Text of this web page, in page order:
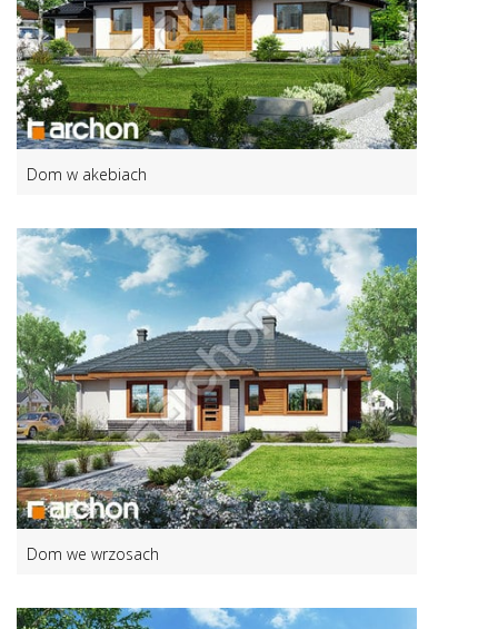
Dom w akebiach
Dom we wrzosach